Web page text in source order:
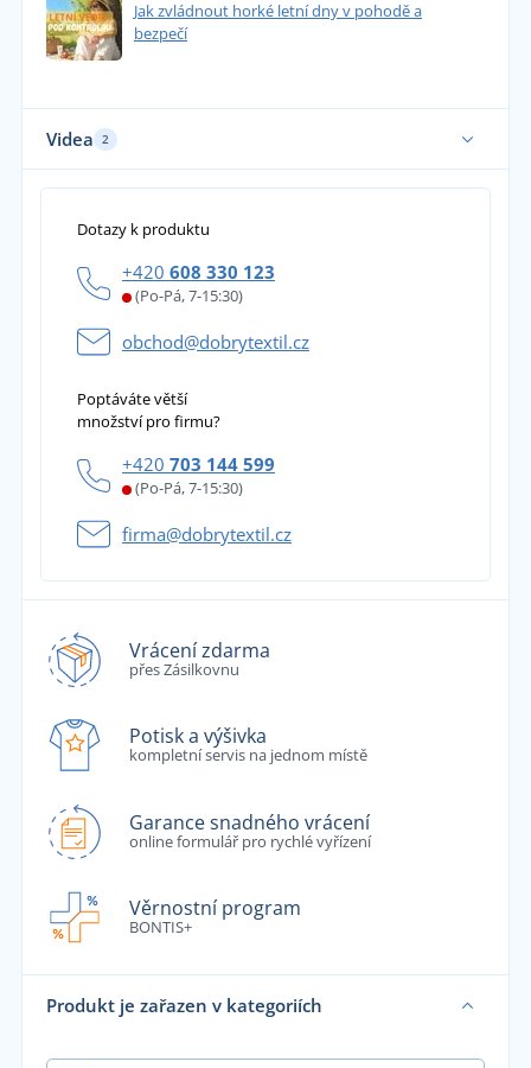
Jak zvládnout horké letní dny v pohodě a
bezpečí
Videa 2
Dotazy k produktu
+420 608 330 123
(Po-Pá, 7-15:30)
obchod@dobrytextil.cz
Poptáváte větší
množství pro firmu?
+420 703 144 599
(Po-Pá, 7-15:30)
firma@dobrytextil.cz
Vrácení zdarma
přes Zásilkovnu
Potisk a výšivka
kompletní servis na jednom místě
Garance snadného vrácení
online formulář pro rychlé vyřízení
Věrnostní program
BONTIS+
Produkt je zařazen v kategoriích